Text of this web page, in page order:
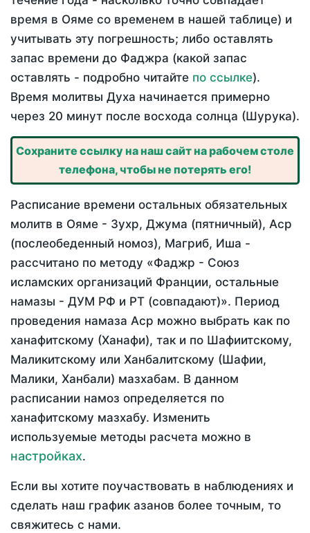
время в Ояме со временем в нашей таблице) и
учитывать эту погрешность; либо оставлять
запас времени до Фаджра (какой запас
оставлять - подробно читайте по ссылке).
Время молитвы Духа начинается примерно
через 20 минут после восхода солнца (Шурука).
Сохраните ссылку на наш сайт на рабочем столе
телефона, чтобы не потерять его!
Расписание времени остальных обязательных
молитв в Ояме - Зухр, Джума (пятничный), Аср
(послеобеденный номоз), Магриб, Иша -
рассчитано по методу «Фаджр - Союз
исламских организаций Франции, остальные
намазы - ДУМ РФ и РТ (совпадают)». Период
проведения намаза Аср можно выбрать как по
ханафитскому (Ханафи), так и по Шафиитскому,
Маликитскому или Ханбалитскому (Шафии,
Малики, Ханбали) мазхабам. В данном
расписании намоз определяется по
ханафитскому мазхабу. Изменить
используемые методы расчета можно в
настройках.
Если вы хотите поучаствовать в наблюдениях и
сделать наш график азанов более точным, то
свяжитесь с нами.